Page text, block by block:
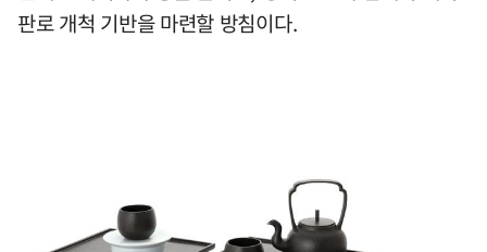
판로 개척 기반을 마련할 방침이다.